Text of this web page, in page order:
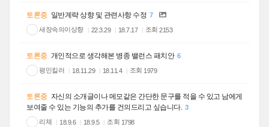
토론중 일반계략 상향 및 관련사항 수정 7
새장속의이상향
22.3.29 18.7.17 조회2153
토론중 개인적으로 생각해본 병종 밸런스 패치안 6
평민킬러
18.11.29 18.11.4 조회 1979
토론중 자신의 소개글이나 메모같은 간단한 문구를 적을 수 있고 남에게
보여줄 수 있는 기능의 추가를 건의드리고 싶습니다. 3
리체
18.9.6 18.9.5 조회 1798